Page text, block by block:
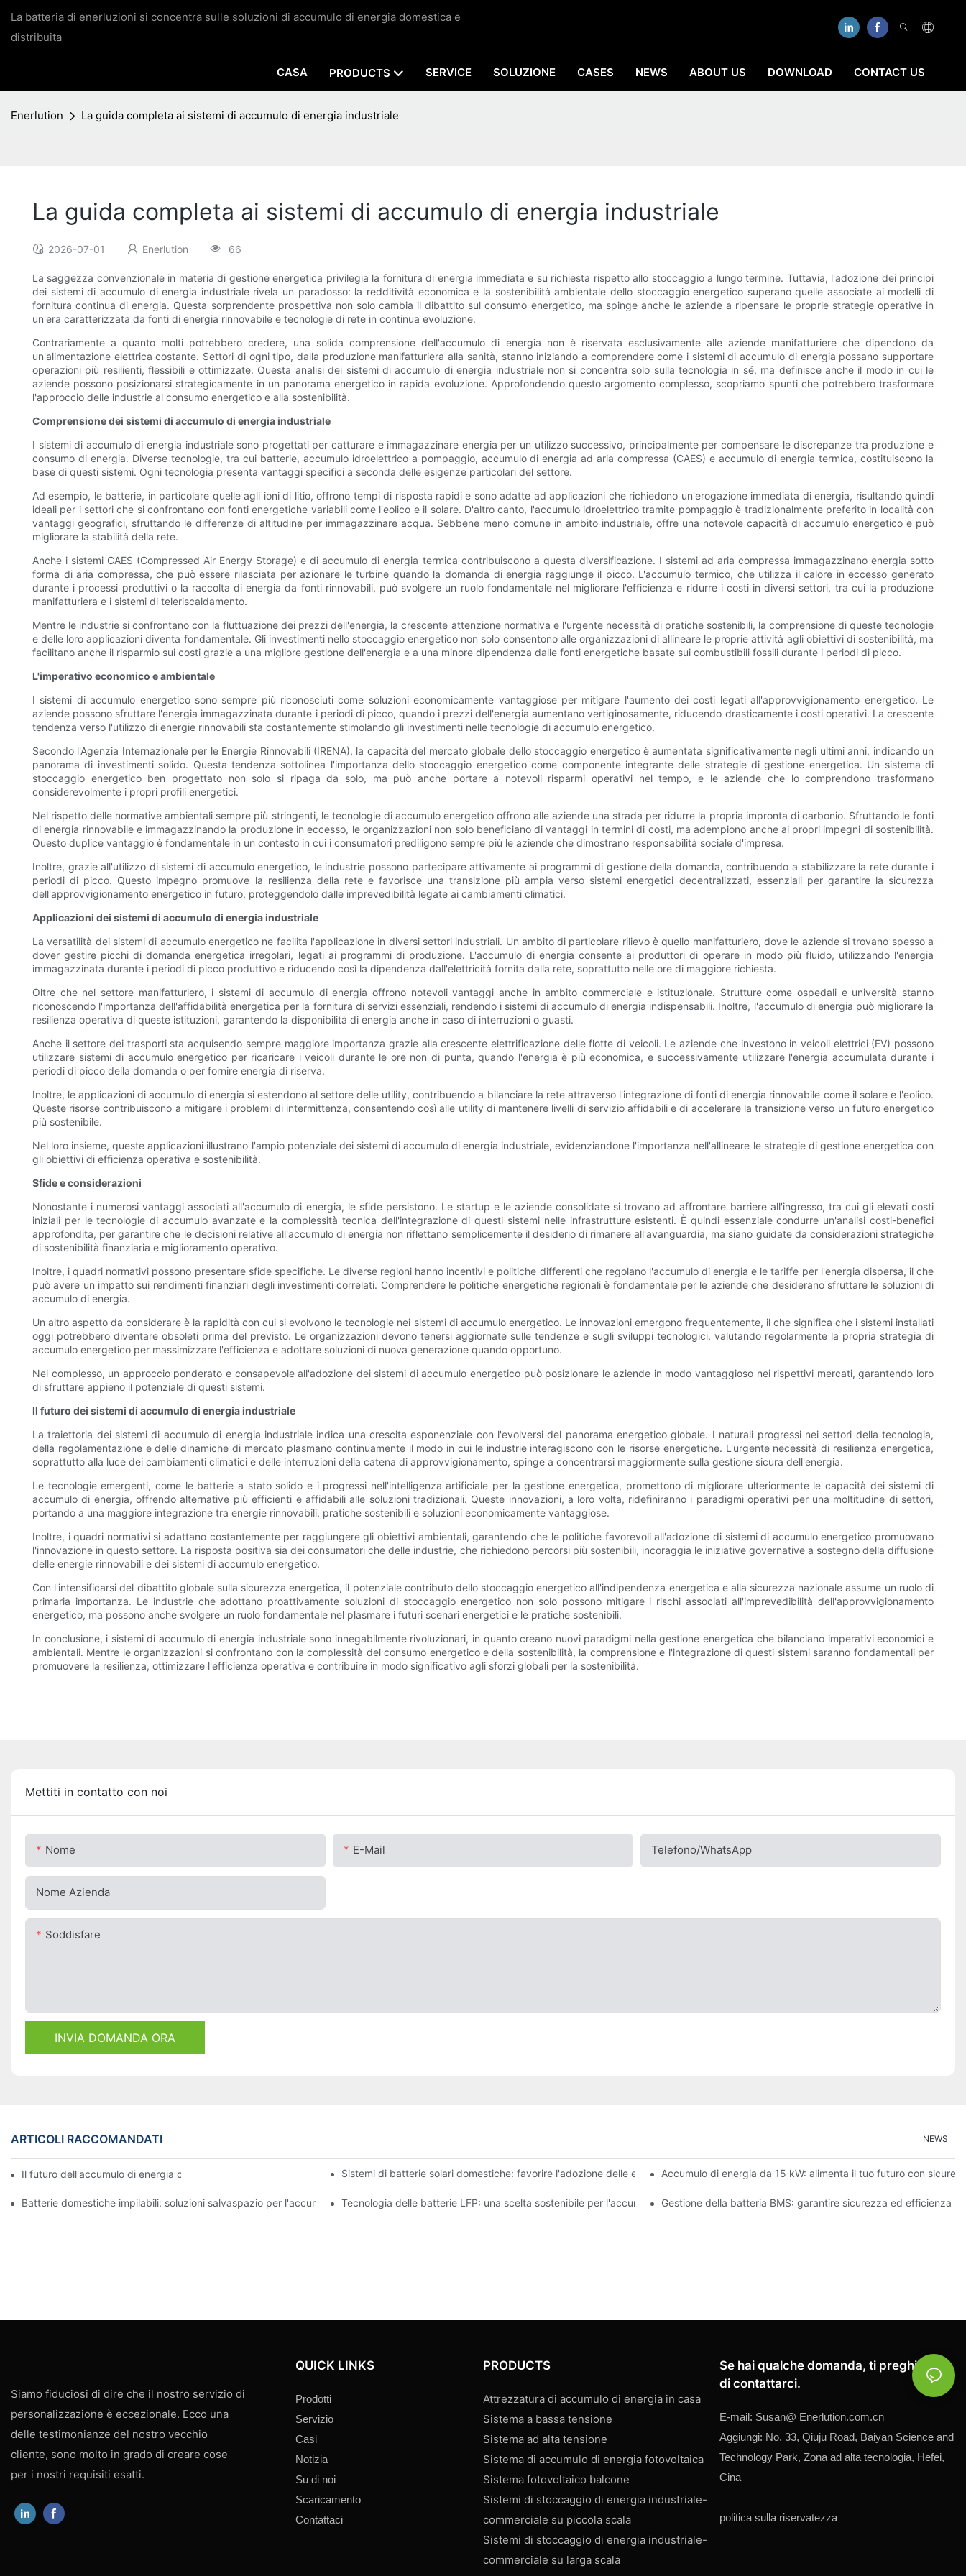
La batteria di enerluzioni si concentra sulle soluzioni di accumulo di energia domestica e
distribuita
CASA PRODUCTS SERVICE SOLUZIONE CASES NEWS ABOUT US DOWNLOAD CONTACT US
Enerlution La guida completa ai sistemi di accumulo di energia industriale
La guida completa ai sistemi di accumulo di energia industriale
2026-07-01 Enerlution 66
La saggezza convenzionale in materia di gestione energetica privilegia la fornitura di energia immediata e su richiesta rispetto allo stoccaggio a lungo termine. Tuttavia, l'adozione dei principi
dei sistemi di accumulo di energia industriale rivela un paradosso: la redditività economica e la sostenibilità ambientale dello stoccaggio energetico superano quelle associate ai modelli di
fornitura continua di energia. Questa sorprendente prospettiva non solo cambia il dibattito sul consumo energetico, ma spinge anche le aziende a ripensare le proprie strategie operative in
un'era caratterizzata da fonti di energia rinnovabile e tecnologie di rete in continua evoluzione.
Contrariamente a quanto molti potrebbero credere, una solida comprensione dell'accumulo di energia non è riservata esclusivamente alle aziende manifatturiere che dipendono da
un'alimentazione elettrica costante. Settori di ogni tipo, dalla produzione manifatturiera alla sanità, stanno iniziando a comprendere come i sistemi di accumulo di energia possano supportare
operazioni più resilienti, flessibili e ottimizzate. Questa analisi dei sistemi di accumulo di energia industriale non si concentra solo sulla tecnologia in sé, ma definisce anche il modo in cui le
aziende possono posizionarsi strategicamente in un panorama energetico in rapida evoluzione. Approfondendo questo argomento complesso, scopriamo spunti che potrebbero trasformare
l'approccio delle industrie al consumo energetico e alla sostenibilità.
Comprensione dei sistemi di accumulo di energia industriale
I sistemi di accumulo di energia industriale sono progettati per catturare e immagazzinare energia per un utilizzo successivo, principalmente per compensare le discrepanze tra produzione e
consumo di energia. Diverse tecnologie, tra cui batterie, accumulo idroelettrico a pompaggio, accumulo di energia ad aria compressa (CAES) e accumulo di energia termica, costituiscono la
base di questi sistemi. Ogni tecnologia presenta vantaggi specifici a seconda delle esigenze particolari del settore.
Ad esempio, le batterie, in particolare quelle agli ioni di litio, offrono tempi di risposta rapidi e sono adatte ad applicazioni che richiedono un'erogazione immediata di energia, risultando quindi
ideali per i settori che si confrontano con fonti energetiche variabili come l'eolico e il solare. D'altro canto, l'accumulo idroelettrico tramite pompaggio è tradizionalmente preferito in località con
vantaggi geografici, sfruttando le differenze di altitudine per immagazzinare acqua. Sebbene meno comune in ambito industriale, offre una notevole capacità di accumulo energetico e può
migliorare la stabilità della rete.
Anche i sistemi CAES (Compressed Air Energy Storage) e di accumulo di energia termica contribuiscono a questa diversificazione. I sistemi ad aria compressa immagazzinano energia sotto
forma di aria compressa, che può essere rilasciata per azionare le turbine quando la domanda di energia raggiunge il picco. L'accumulo termico, che utilizza il calore in eccesso generato
durante i processi produttivi o la raccolta di energia da fonti rinnovabili, può svolgere un ruolo fondamentale nel migliorare l'efficienza e ridurre i costi in diversi settori, tra cui la produzione
manifatturiera e i sistemi di teleriscaldamento.
Mentre le industrie si confrontano con la fluttuazione dei prezzi dell'energia, la crescente attenzione normativa e l'urgente necessità di pratiche sostenibili, la comprensione di queste tecnologie
e delle loro applicazioni diventa fondamentale. Gli investimenti nello stoccaggio energetico non solo consentono alle organizzazioni di allineare le proprie attività agli obiettivi di sostenibilità, ma
facilitano anche il risparmio sui costi grazie a una migliore gestione dell'energia e a una minore dipendenza dalle fonti energetiche basate sui combustibili fossili durante i periodi di picco.
L'imperativo economico e ambientale
I sistemi di accumulo energetico sono sempre più riconosciuti come soluzioni economicamente vantaggiose per mitigare l'aumento dei costi legati all'approvvigionamento energetico. Le
aziende possono sfruttare l'energia immagazzinata durante i periodi di picco, quando i prezzi dell'energia aumentano vertiginosamente, riducendo drasticamente i costi operativi. La crescente
tendenza verso l'utilizzo di energie rinnovabili sta costantemente stimolando gli investimenti nelle tecnologie di accumulo energetico.
Secondo l'Agenzia Internazionale per le Energie Rinnovabili (IRENA), la capacità del mercato globale dello stoccaggio energetico è aumentata significativamente negli ultimi anni, indicando un
panorama di investimenti solido. Questa tendenza sottolinea l'importanza dello stoccaggio energetico come componente integrante delle strategie di gestione energetica. Un sistema di
stoccaggio energetico ben progettato non solo si ripaga da solo, ma può anche portare a notevoli risparmi operativi nel tempo, e le aziende che lo comprendono trasformano
considerevolmente i propri profili energetici.
Nel rispetto delle normative ambientali sempre più stringenti, le tecnologie di accumulo energetico offrono alle aziende una strada per ridurre la propria impronta di carbonio. Sfruttando le fonti
di energia rinnovabile e immagazzinando la produzione in eccesso, le organizzazioni non solo beneficiano di vantaggi in termini di costi, ma adempiono anche ai propri impegni di sostenibilità.
Questo duplice vantaggio è fondamentale in un contesto in cui i consumatori prediligono sempre più le aziende che dimostrano responsabilità sociale d'impresa.
Inoltre, grazie all'utilizzo di sistemi di accumulo energetico, le industrie possono partecipare attivamente ai programmi di gestione della domanda, contribuendo a stabilizzare la rete durante i
periodi di picco. Questo impegno promuove la resilienza della rete e favorisce una transizione più ampia verso sistemi energetici decentralizzati, essenziali per garantire la sicurezza
dell'approvvigionamento energetico in futuro, proteggendolo dalle imprevedibilità legate ai cambiamenti climatici.
Applicazioni dei sistemi di accumulo di energia industriale
La versatilità dei sistemi di accumulo energetico ne facilita l'applicazione in diversi settori industriali. Un ambito di particolare rilievo è quello manifatturiero, dove le aziende si trovano spesso a
dover gestire picchi di domanda energetica irregolari, legati ai programmi di produzione. L'accumulo di energia consente ai produttori di operare in modo più fluido, utilizzando l'energia
immagazzinata durante i periodi di picco produttivo e riducendo così la dipendenza dall'elettricità fornita dalla rete, soprattutto nelle ore di maggiore richiesta.
Oltre che nel settore manifatturiero, i sistemi di accumulo di energia offrono notevoli vantaggi anche in ambito commerciale e istituzionale. Strutture come ospedali e università stanno
riconoscendo l'importanza dell'affidabilità energetica per la fornitura di servizi essenziali, rendendo i sistemi di accumulo di energia indispensabili. Inoltre, l'accumulo di energia può migliorare la
resilienza operativa di queste istituzioni, garantendo la disponibilità di energia anche in caso di interruzioni o guasti.
Anche il settore dei trasporti sta acquisendo sempre maggiore importanza grazie alla crescente elettrificazione delle flotte di veicoli. Le aziende che investono in veicoli elettrici (EV) possono
utilizzare sistemi di accumulo energetico per ricaricare i veicoli durante le ore non di punta, quando l'energia è più economica, e successivamente utilizzare l'energia accumulata durante i
periodi di picco della domanda o per fornire energia di riserva.
Inoltre, le applicazioni di accumulo di energia si estendono al settore delle utility, contribuendo a bilanciare la rete attraverso l'integrazione di fonti di energia rinnovabile come il solare e l'eolico.
Queste risorse contribuiscono a mitigare i problemi di intermittenza, consentendo così alle utility di mantenere livelli di servizio affidabili e di accelerare la transizione verso un futuro energetico
più sostenibile.
Nel loro insieme, queste applicazioni illustrano l'ampio potenziale dei sistemi di accumulo di energia industriale, evidenziandone l'importanza nell'allineare le strategie di gestione energetica con
gli obiettivi di efficienza operativa e sostenibilità.
Sfide e considerazioni
Nonostante i numerosi vantaggi associati all'accumulo di energia, le sfide persistono. Le startup e le aziende consolidate si trovano ad affrontare barriere all'ingresso, tra cui gli elevati costi
iniziali per le tecnologie di accumulo avanzate e la complessità tecnica dell'integrazione di questi sistemi nelle infrastrutture esistenti. È quindi essenziale condurre un'analisi costi-benefici
approfondita, per garantire che le decisioni relative all'accumulo di energia non riflettano semplicemente il desiderio di rimanere all'avanguardia, ma siano guidate da considerazioni strategiche
di sostenibilità finanziaria e miglioramento operativo.
Inoltre, i quadri normativi possono presentare sfide specifiche. Le diverse regioni hanno incentivi e politiche differenti che regolano l'accumulo di energia e le tariffe per l'energia dispersa, il che
può avere un impatto sui rendimenti finanziari degli investimenti correlati. Comprendere le politiche energetiche regionali è fondamentale per le aziende che desiderano sfruttare le soluzioni di
accumulo di energia.
Un altro aspetto da considerare è la rapidità con cui si evolvono le tecnologie nei sistemi di accumulo energetico. Le innovazioni emergono frequentemente, il che significa che i sistemi installati
oggi potrebbero diventare obsoleti prima del previsto. Le organizzazioni devono tenersi aggiornate sulle tendenze e sugli sviluppi tecnologici, valutando regolarmente la propria strategia di
accumulo energetico per massimizzare l'efficienza e adottare soluzioni di nuova generazione quando opportuno.
Nel complesso, un approccio ponderato e consapevole all'adozione dei sistemi di accumulo energetico può posizionare le aziende in modo vantaggioso nei rispettivi mercati, garantendo loro
di sfruttare appieno il potenziale di questi sistemi.
Il futuro dei sistemi di accumulo di energia industriale
La traiettoria dei sistemi di accumulo di energia industriale indica una crescita esponenziale con l'evolversi del panorama energetico globale. I naturali progressi nei settori della tecnologia,
della regolamentazione e delle dinamiche di mercato plasmano continuamente il modo in cui le industrie interagiscono con le risorse energetiche. L'urgente necessità di resilienza energetica,
soprattutto alla luce dei cambiamenti climatici e delle interruzioni della catena di approvvigionamento, spinge a concentrarsi maggiormente sulla gestione sicura dell'energia.
Le tecnologie emergenti, come le batterie a stato solido e i progressi nell'intelligenza artificiale per la gestione energetica, promettono di migliorare ulteriormente le capacità dei sistemi di
accumulo di energia, offrendo alternative più efficienti e affidabili alle soluzioni tradizionali. Queste innovazioni, a loro volta, ridefiniranno i paradigmi operativi per una moltitudine di settori,
portando a una maggiore integrazione tra energie rinnovabili, pratiche sostenibili e soluzioni economicamente vantaggiose.
Inoltre, i quadri normativi si adattano costantemente per raggiungere gli obiettivi ambientali, garantendo che le politiche favorevoli all'adozione di sistemi di accumulo energetico promuovano
l'innovazione in questo settore. La risposta positiva sia dei consumatori che delle industrie, che richiedono percorsi più sostenibili, incoraggia le iniziative governative a sostegno della diffusione
delle energie rinnovabili e dei sistemi di accumulo energetico.
Con l'intensificarsi del dibattito globale sulla sicurezza energetica, il potenziale contributo dello stoccaggio energetico all'indipendenza energetica e alla sicurezza nazionale assume un ruolo di
primaria importanza. Le industrie che adottano proattivamente soluzioni di stoccaggio energetico non solo possono mitigare i rischi associati all'imprevedibilità dell'approvvigionamento
energetico, ma possono anche svolgere un ruolo fondamentale nel plasmare i futuri scenari energetici e le pratiche sostenibili.
In conclusione, i sistemi di accumulo di energia industriale sono innegabilmente rivoluzionari, in quanto creano nuovi paradigmi nella gestione energetica che bilanciano imperativi economici e
ambientali. Mentre le organizzazioni si confrontano con la complessità del consumo energetico e della sostenibilità, la comprensione e l'integrazione di questi sistemi saranno fondamentali per
promuovere la resilienza, ottimizzare l'efficienza operativa e contribuire in modo significativo agli sforzi globali per la sostenibilità.
Mettiti in contatto con noi
Nome E-Mail Telefono/WhatsApp
Nome Azienda
Soddisfare
INVIA DOMANDA ORA
ARTICOLI RACCOMANDATI NEWS
Il futuro dell'accumulo di energia commerciale: tendenze e innovazioniSistemi di batterie solari domestiche: favorire l'adozione delle energie rinnovabiliAccumulo di energia da 15 kW: alimenta il tuo futuro con
Batterie domestiche impilabili: soluzioni salvaspazio per l'accumulo di energiaTecnologia delle batterie LFP: una scelta sostenibile per l'accumulo di energiaGestione della batteria BMS: garantire sicurezza ed efficienza
Siamo fiduciosi di dire che il nostro servizio di
personalizzazione è eccezionale. Ecco una
delle testimonianze del nostro vecchio
cliente, sono molto in grado di creare cose
per i nostri requisiti esatti.
QUICK LINKS
Prodotti
Servizio
Casi
Notizia
Su di noi
Scaricamento
Contattaci
PRODUCTS
Attrezzatura di accumulo di energia in casa
Sistema a bassa tensione
Sistema ad alta tensione
Sistema di accumulo di energia fotovoltaica
Sistema fotovoltaico balcone
Sistemi di stoccaggio di energia industriale-
commerciale su piccola scala
Sistemi di stoccaggio di energia industriale-
commerciale su larga scala
Se hai qualche domanda, ti preghiamo
di contattarci.
E-mail: Susan@ Enerlution.com.cn
Aggiungi: No. 33, Qiuju Road, Baiyan Science and
Technology Park, Zona ad alta tecnologia, Hefei,
Cina
politica sulla riservatezza